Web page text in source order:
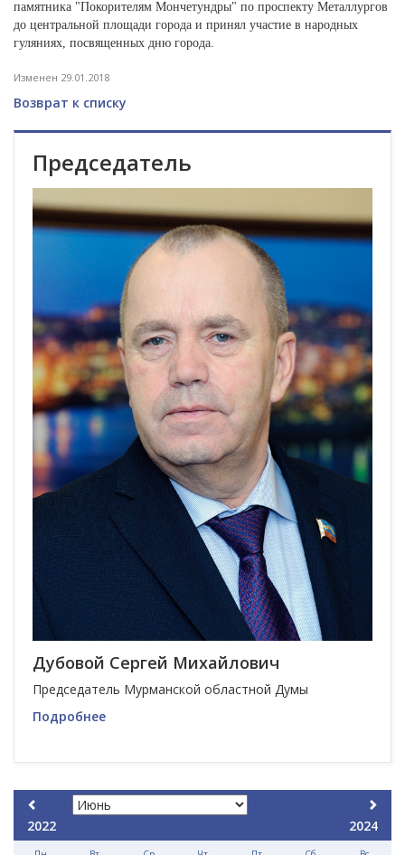
памятника "Покорителям Мончетундры" по проспекту Металлургов
до центральной площади города и принял участие в народных
гуляниях, посвященных дню города.
Изменен 29.01.2018
Возврат к списку
Председатель
Дубовой Сергей Михайлович
Председатель Мурманской областной Думы
Подробнее
2022 2024